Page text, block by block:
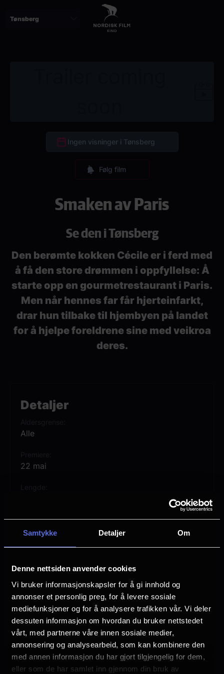
Samtykke Detaljer Om
Denne nettsiden anvender cookies
Vi bruker informasjonskapsler for å gi innhold og
annonser et personlig preg, for å levere sosiale
mediefunksjoner og for å analysere trafikken vår. Vi deler
dessuten informasjon om hvordan du bruker nettstedet
vårt, med partnerne våre innen sosiale medier,
annonsering og analysearbeid, som kan kombinere den
med annen informasjon du har gjort tilgjengelig for dem,
eller som de har samlet inn gjennom din bruk av
Detaljer
Alle
22 mai
Regi
Amélie Bonnin
Rollebesetning
Juliette Armanet
Tewfik Jallab
Dominique Blanc
François Rollin
Bastien Bouillon
Språk
Se mer
Ingen visninger i Tønsberg
Følg film
Smaken av Paris
Se den i Tønsberg
Den berømte kokken Cécile er i ferd med
å få den store drømmen i oppfyllelse: Å
starte opp en gourmetrestaurant i Paris.
Men når hennes far får hjerteinfarkt,
drar hun tilbake til hjembyen på landet
for å hjelpe foreldrene sine med veikroa
deres.